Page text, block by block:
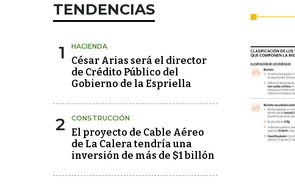
TENDENCIAS
1 HACIENDA
César Arias será el director
de Crédito Público del
Gobierno de la Espriella
2 CONSTRUCCIÓN
El proyecto de Cable Aéreo
de La Calera tendría una
inversión de más de $1 billón